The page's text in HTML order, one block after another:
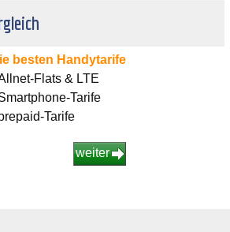
besten Handytarife
Flats & LTE
Tarife
Tarife
weiter